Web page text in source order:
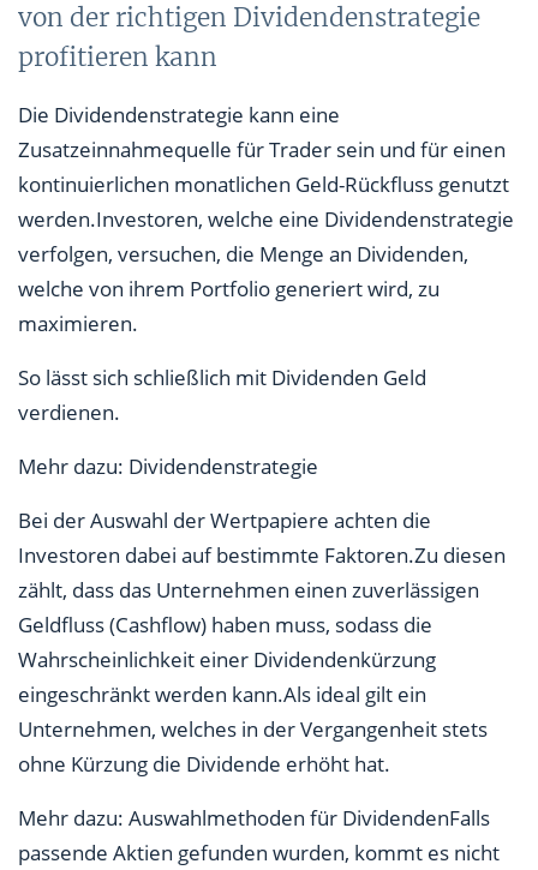
von der richtigen Dividendenstrategie
profitieren kann
Die Dividendenstrategie kann eine
Zusatzeinnahmequelle für Trader sein und für einen
kontinuierlichen monatlichen Geld-Rückfluss genutzt
werden.Investoren, welche eine Dividendenstrategie
verfolgen, versuchen, die Menge an Dividenden,
welche von ihrem Portfolio generiert wird, zu
maximieren.
So lässt sich schließlich mit Dividenden Geld
verdienen.
Mehr dazu: Dividendenstrategie
Bei der Auswahl der Wertpapiere achten die
Investoren dabei auf bestimmte Faktoren.Zu diesen
zählt, dass das Unternehmen einen zuverlässigen
Geldfluss (Cashflow) haben muss, sodass die
Wahrscheinlichkeit einer Dividendenkürzung
eingeschränkt werden kann.Als ideal gilt ein
Unternehmen, welches in der Vergangenheit stets
ohne Kürzung die Dividende erhöht hat.
Mehr dazu: Auswahlmethoden für DividendenFalls
passende Aktien gefunden wurden, kommt es nicht